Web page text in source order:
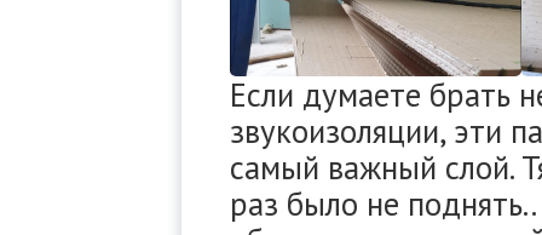
Если думаете брать
звукоизоляции, эти
самый важный слой.
раз было не